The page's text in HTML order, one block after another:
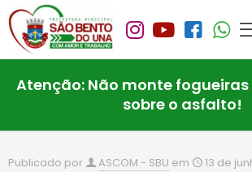
Atenção: Não monte
sobre o asfalto!
Publicado por ASCOM - SBU em 13 de